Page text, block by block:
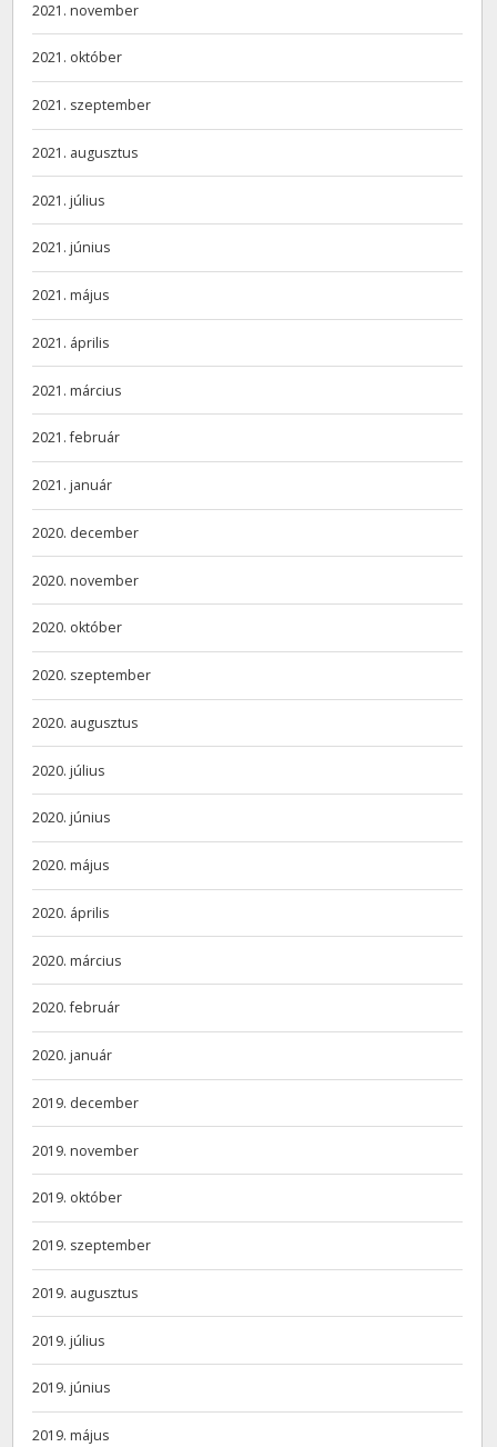
2021. november
2021. október
2021. szeptember
2021. augusztus
2021. július
2021. június
2021. május
2021. április
2021. március
2021. február
2021. január
2020. december
2020. november
2020. október
2020. szeptember
2020. augusztus
2020. július
2020. június
2020. május
2020. április
2020. március
2020. február
2020. január
2019. december
2019. november
2019. október
2019. szeptember
2019. augusztus
2019. július
2019. június
2019. május